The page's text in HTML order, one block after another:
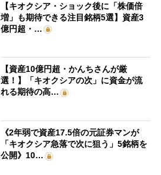
【キオクシア・ショック後に「株価倍
増」も期待できる注目銘柄5選】資産3
億円超・…
【資産10億円超・かんちさんが厳
選！】「キオクシアの次」に資金が流
れる期待の高…
《2年弱で資産17.5倍の元証券マンが
「キオクシア急落で次に狙う」5銘柄を
公開》10…